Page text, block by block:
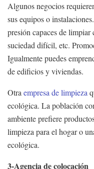
Algunos negocios
sus equipos o
presión capaces de limpiar
suciedad difícil, etc.
Igualmente puedes
de edificios y viviendas.
Otraempresa de limpieza
ecológica. La población
ambiente prefiere
limpieza para el hogar o
ecológica.
3-Agencia de colocación